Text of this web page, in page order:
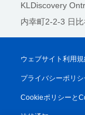
KLDiscovery
内幸町2-2-3 日
ウェブサイト利用
プライバシーポリシ
Cookieポリシーと